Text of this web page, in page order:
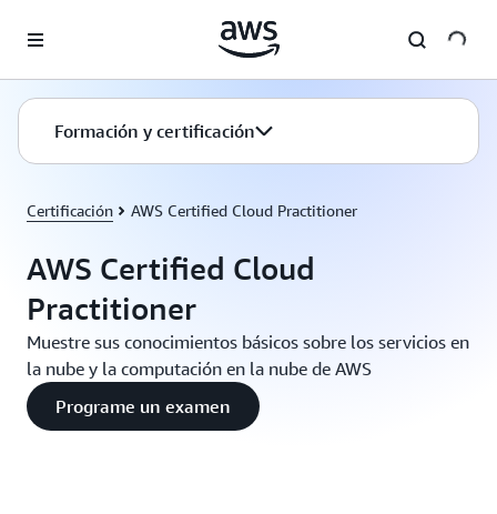
Formación y certificación
Certificación AWS Certified Cloud Practitioner
AWS Certified Cloud
Practitioner
Muestre sus conocimientos básicos sobre los servicios en
la nube y la computación en la nube de AWS
Programe un examen